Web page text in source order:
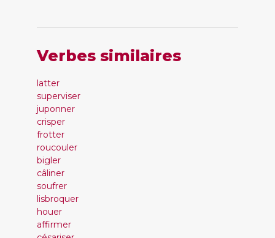
Verbes similaires
latter
superviser
juponner
crisper
frotter
roucouler
bigler
câliner
soufrer
lisbroquer
houer
affirmer